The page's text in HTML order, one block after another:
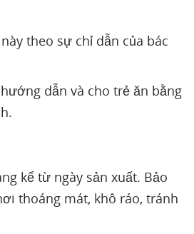
theo sự chỉ dẫn của bác
dẫn và cho trẻ ăn bằng
kể từ ngày sản xuất. Bảo
thoáng mát, khô ráo, tránh